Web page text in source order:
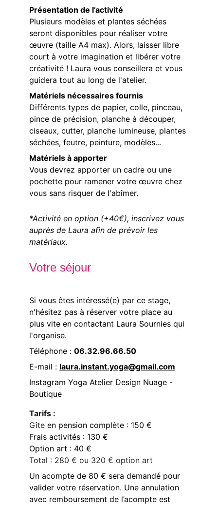
Présentation de l’activité
Plusieurs modèles et plantes séchées
seront disponibles pour réaliser votre
œuvre (taille A4 max). Alors, laisser libre
court à votre imagination et libérer votre
créativité ! Laura vous conseillera et vous
guidera tout au long de l'atelier.
Matériels nécessaires fournis
Différents types de papier, colle, pinceau,
pince de précision, planche à découper,
ciseaux, cutter, planche lumineuse, plantes
séchées, feutre, peinture, modèles...
Matériels à apporter
Vous devrez apporter un cadre ou une
pochette pour ramener votre œuvre chez
vous sans risquer de l'abîmer.
Si vous êtes intéressé(e) par ce stage,
n'hésitez pas à réserver votre place au
plus vite en contactant Laura Sournies qui
l'organise.
Téléphone : 06.32.96.66.50
E-mail : laura.instant.yoga@gmail.com
Instagram Yoga Atelier Design Nuage -
Boutique
*Activité en option (+40€), inscrivez vous
auprès de Laura afin de prévoir les
matériaux.
Votre séjour
Tarifs :
Gîte en pension complète : 150 €
Frais activités : 130 €
Option art : 40 €
Total : 280 € ou 320 € option art
Un acompte de 80 € sera demandé pour
valider votre réservation. Une annulation
avec remboursement de l’acompte est